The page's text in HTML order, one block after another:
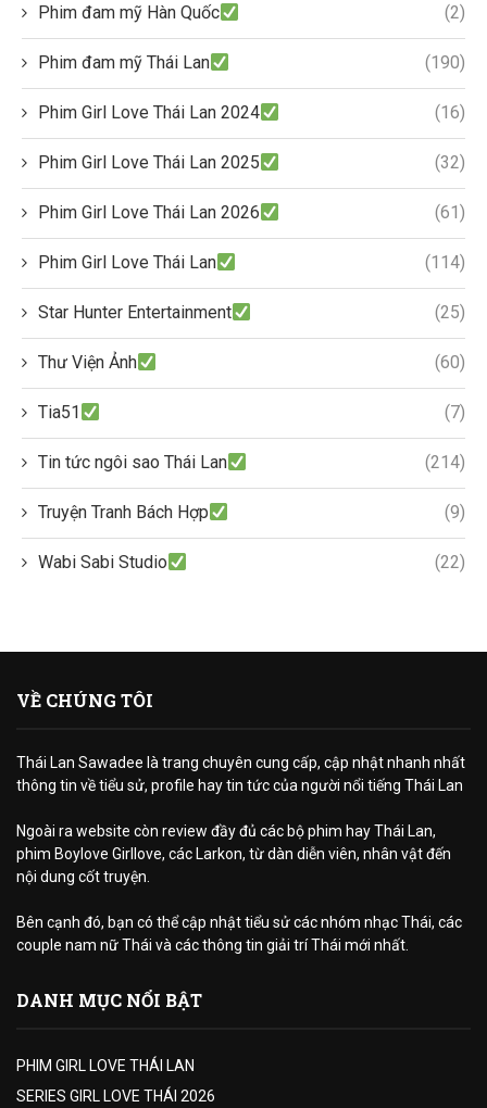
Phim đam mỹ Hàn Quốc (2)
Phim đam mỹ Thái Lan (190)
Phim Girl Love Thái Lan 2024 (16)
Phim Girl Love Thái Lan 2025 (32)
Phim Girl Love Thái Lan 2026 (61)
Phim Girl Love Thái Lan (114)
Star Hunter Entertainment (25)
Thư Viện Ảnh (60)
Tia51 (7)
Tin tức ngôi sao Thái Lan (214)
Truyện Tranh Bách Hợp (9)
Wabi Sabi Studio (22)
VỀ CHÚNG TÔI
Thái Lan Sawadee là trang chuyên cung cấp, cập nhật nhanh nhất
thông tin về tiểu sử, profile hay tin tức của người nổi tiếng Thái Lan
Ngoài ra website còn review đầy đủ các bộ phim hay Thái Lan,
phim Boylove Girllove, các Larkon, từ dàn diễn viên, nhân vật đến
nội dung cốt truyện.
Bên cạnh đó, bạn có thể cập nhật tiểu sử các nhóm nhạc Thái, các
couple nam nữ Thái và các thông tin giải trí Thái mới nhất.
DANH MỤC NỔI BẬT
PHIM GIRL LOVE THÁI LAN
SERIES GIRL LOVE THÁI 2026